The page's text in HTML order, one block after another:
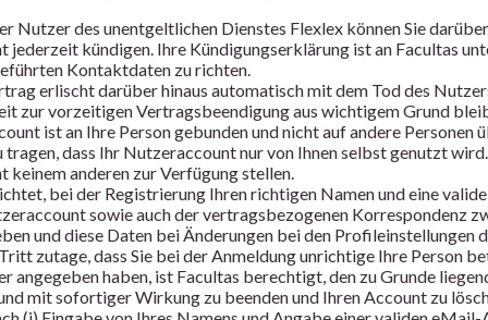
Nutzer des unentgeltlichen Dienstes Flexlex können Sie
jederzeit kündigen. Ihre Kündigungserklärung ist an Facultas
Kontaktdaten zu richten.
erlischt darüber hinaus automatisch mit dem Tod des
zur vorzeitigen Vertragsbeendigung aus wichtigem Grund
ist an Ihre Person gebunden und nicht auf andere Personen
tragen, dass Ihr Nutzeraccount nur von Ihnen selbst genutzt
keinem anderen zur Verfügung stellen.
bei der Registrierung Ihren richtigen Namen und eine
sowie auch der vertragsbezogenen Korrespondenz
und diese Daten bei Änderungen bei den Profileinstellungen
zutage, dass Sie bei der Anmeldung unrichtige Ihre Person
angegeben haben, ist Facultas berechtigt, den zu Grunde
mit sofortiger Wirkung zu beenden und Ihren Account zu